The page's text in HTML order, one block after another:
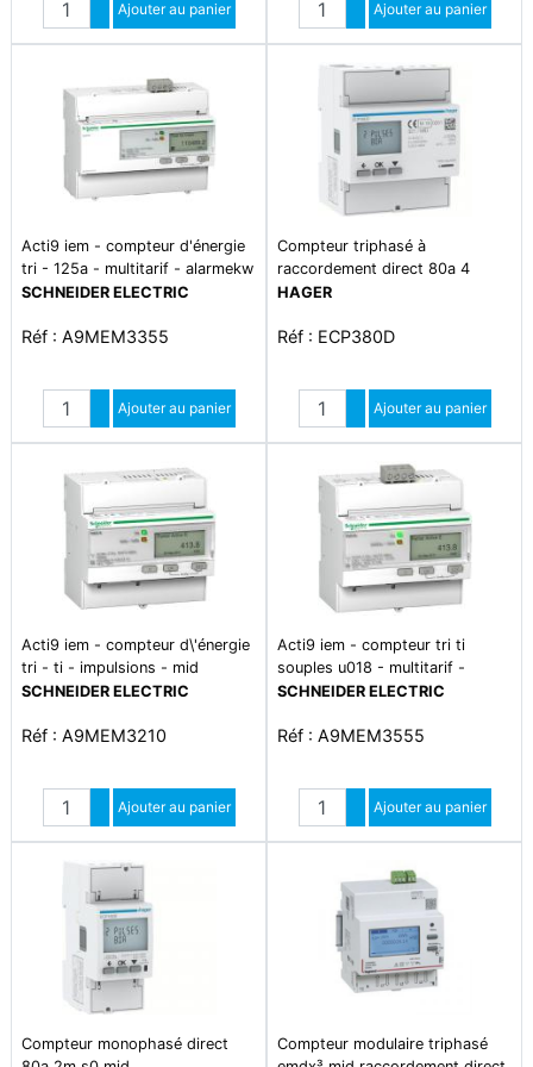
Augmenter quantité
Diminuer quantité
Ajouter au panier
Augmenter quantité
Diminuer quantité
Ajouter au panier
Acti9 iem - compteur d'énergie
tri - 125a - multitarif - alarmekw
- modbus - mid
SCHNEIDER ELECTRIC
Réf : A9MEM3355
Quantité
Augmenter quantité
Diminuer quantité
Ajouter au panier
Compteur triphasé à
raccordement direct 80a 4
modules mid
HAGER
Réf : ECP380D
Quantité
Augmenter quantité
Diminuer quantité
Ajouter au panier
Acti9 iem - compteur d\'énergie
tri - ti - impulsions - mid
SCHNEIDER ELECTRIC
Réf : A9MEM3210
Quantité
Augmenter quantité
Diminuer quantité
Ajouter au panier
Acti9 iem - compteur tri ti
souples u018 - multitarif -
alarme kw - modbus
SCHNEIDER ELECTRIC
Réf : A9MEM3555
Quantité
Augmenter quantité
Diminuer quantité
Ajouter au panier
Compteur monophasé direct
Compteur modulaire triphasé